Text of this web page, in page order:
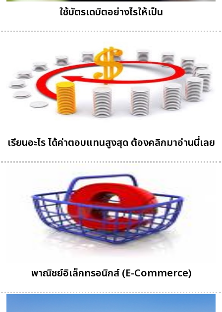
ใช้บัตรเดบิตอย่างไรให้เป็น
เรียนอะไร ได้ค่าตอบแทนสูงสุด ต้องคลิกมาอ่านนี่เลย
พาณิชย์อิเล็กทรอนิกส์ (E-Commerce)